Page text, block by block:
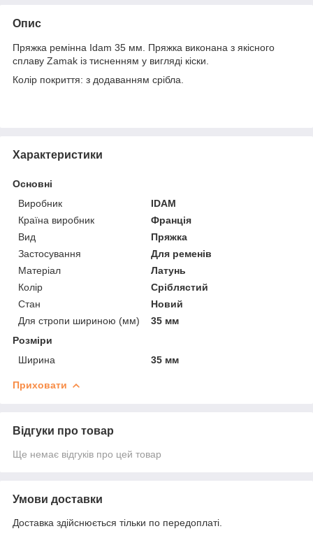
Опис
Пряжка ремінна Idam 35 мм. Пряжка виконана з якісного
сплаву Zamak із тисненням у вигляді кіски.
Колір покриття: з додаванням срібла.
Характеристики
Основні
Виробник
IDAM
Країна виробник
Франція
Вид
Пряжка
Застосування
Для ременів
Матеріал
Латунь
Колір
Сріблястий
Стан
Новий
Для стропи шириною (мм)
35 мм
Розміри
Ширина
35 мм
Приховати
Відгуки про товар
Ще немає відгуків про цей товар
Умови доставки
Доставка здійснюється тільки по передоплаті.